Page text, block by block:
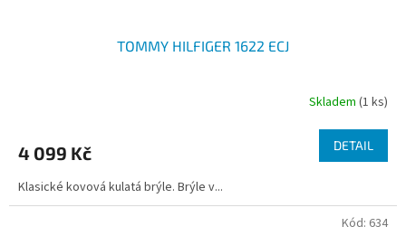
TOMMY HILFIGER 1622 ECJ
Skladem (1 ks)
4 099 Kč DETAIL
Klasické kovová kulatá brýle. Brýle v...
Kód: 634